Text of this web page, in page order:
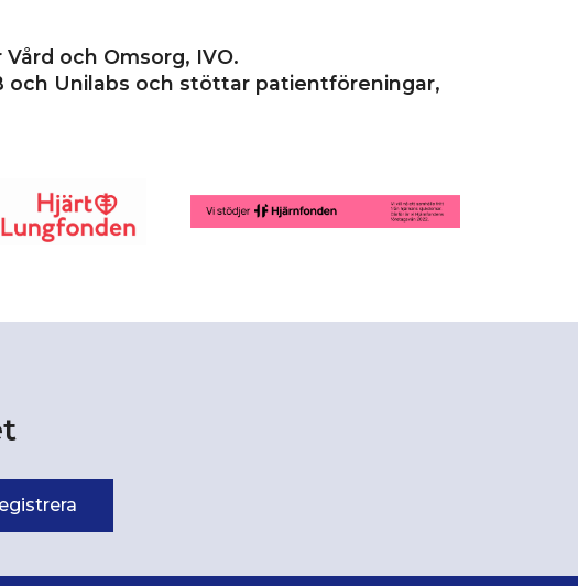
och Omsorg, IVO.
och Unilabs och stöttar patientföreningar,